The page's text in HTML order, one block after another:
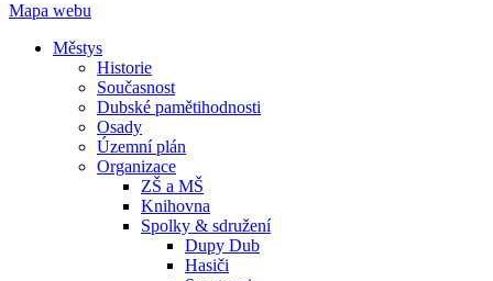
Mapa webu
Městys
Historie
Současnost
Dubské pamětihodnosti
Osady
Územní plán
Organizace
ZŠ a MŠ
Knihovna
Spolky & sdružení
Dupy Dub
Hasiči